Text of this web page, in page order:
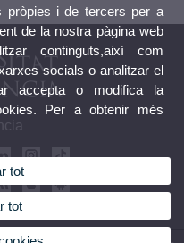
pròpies i de tercers per a
de la nostra pàgina web
continguts,així com
socials o analitzar el
accepta o modifica la
Per a obtenir més
tot
tot